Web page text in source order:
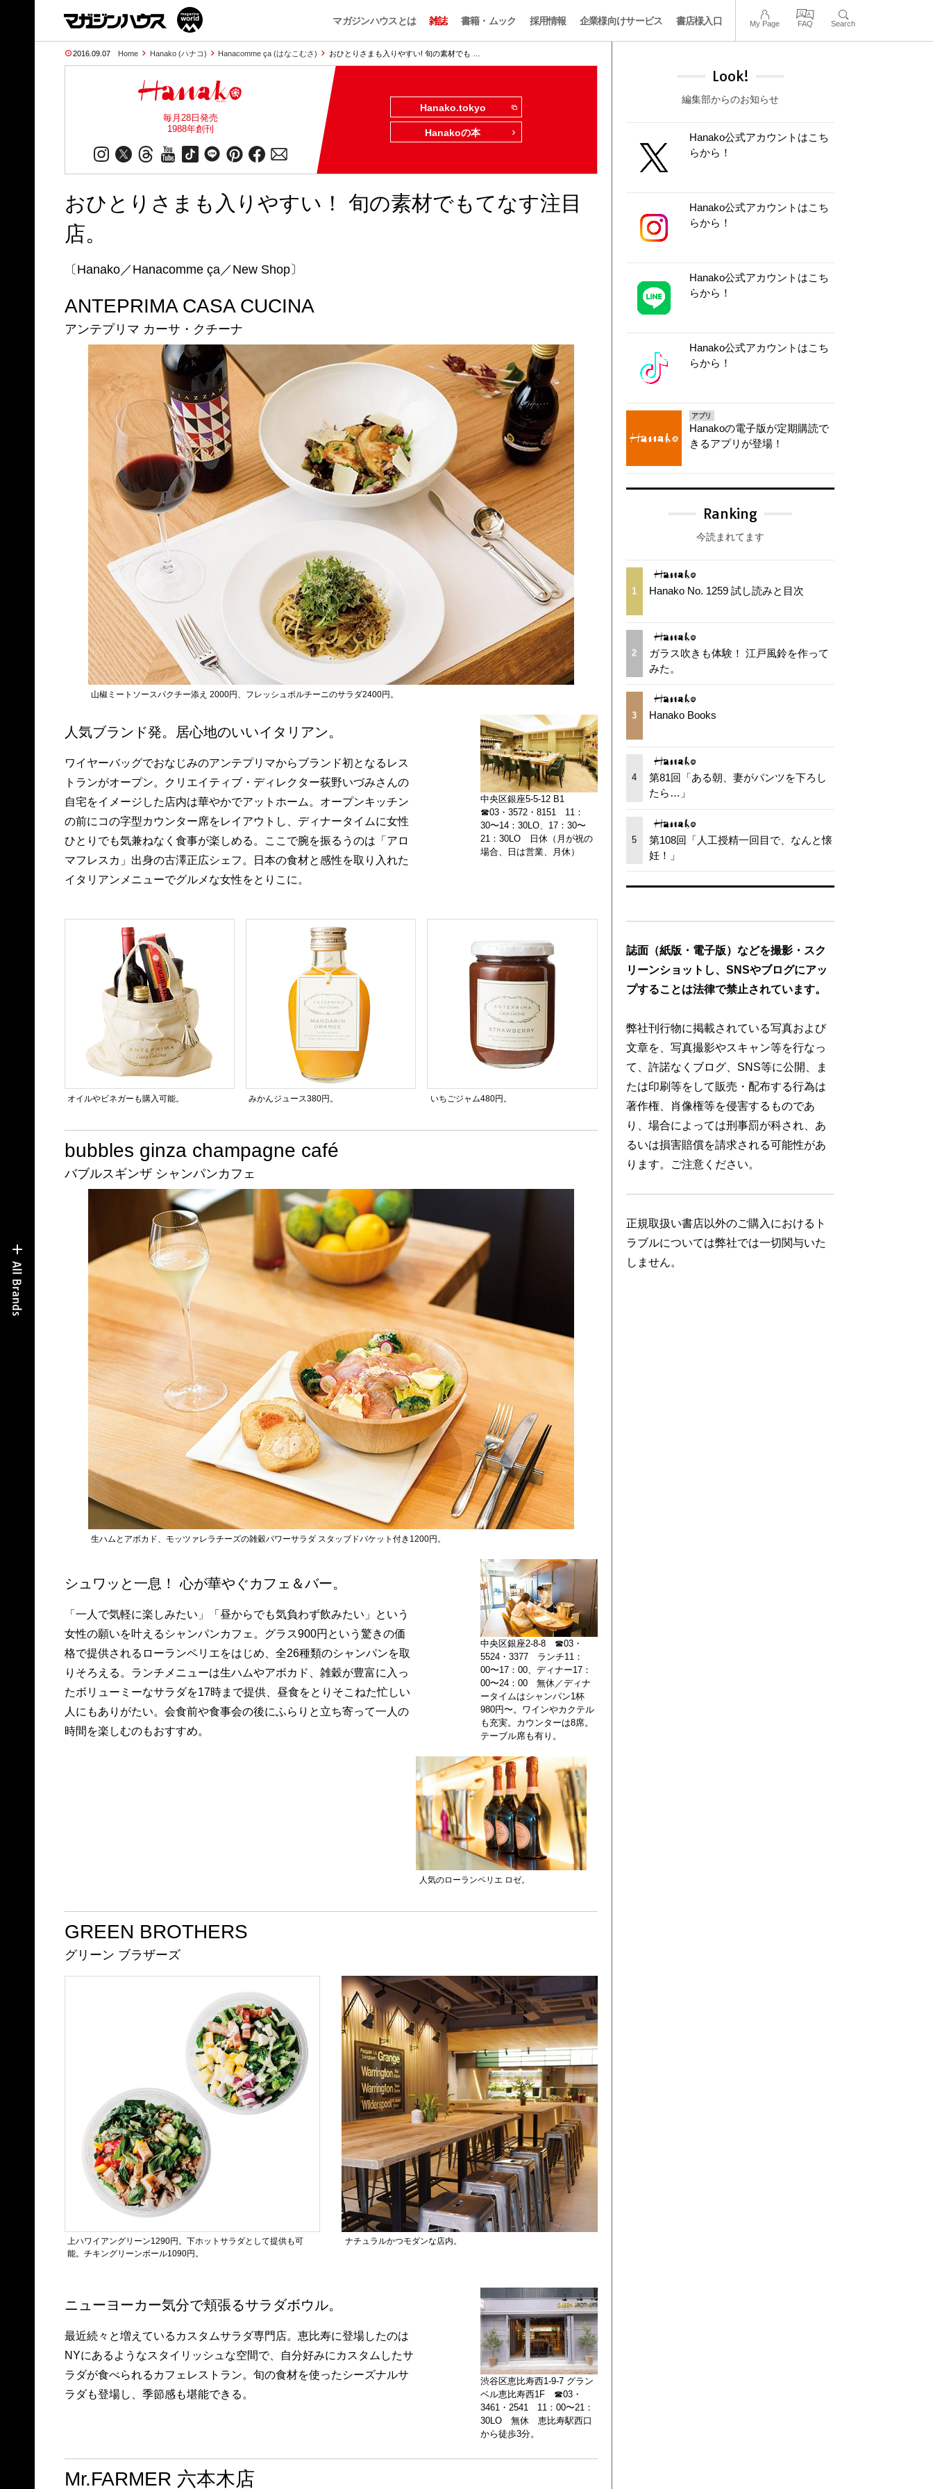
マガジンハウスとは 雑誌 書籍・ムック 採用情報 企業様向けサービス 書店様入口 My Page FAQ Search
2016.09.07 Home Hanako (ハナコ) Hanacomme ça (はなこむさ) おひとりさまも入りやすい! 旬の素材でも …
毎月28日発売
1988年創刊
Hanako.tokyo
Hanakoの本
おひとりさまも入りやすい！ 旬の素材でもてなす注目
店。
〔Hanako／Hanacomme ça／New Shop〕
ANTEPRIMA CASA CUCINA
アンテプリマ カーサ・クチーナ
山椒ミートソースパクチー添え 2000円、フレッシュポルチーニのサラダ2400円。
人気ブランド発。居心地のいいイタリアン。
ワイヤーバッグでおなじみのアンテプリマからブランド初となるレス
トランがオープン。クリエイティブ・ディレクター荻野いづみさんの
自宅をイメージした店内は華やかでアットホーム。オープンキッチン
の前にコの字型カウンター席をレイアウトし、ディナータイムに女性
ひとりでも気兼ねなく食事が楽しめる。ここで腕を振るうのは「アロ
マフレスカ」出身の古澤正広シェフ。日本の食材と感性を取り入れた
イタリアンメニューでグルメな女性をとりこに。
中央区銀座5-5-12 B1
☎03・3572・8151 11：
30〜14：30LO、17：30〜
21：30LO 日休（月が祝の
場合、日は営業、月休）
オイルやビネガーも購入可能。 みかんジュース380円。 いちごジャム480円。
bubbles ginza champagne café
バブルスギンザ シャンパンカフェ
生ハムとアボカド、モッツァレラチーズの雑穀パワーサラダ スタッブドバケット付き1200円。
シュワッと一息！ 心が華やぐカフェ＆バー。
「一人で気軽に楽しみたい」「昼からでも気負わず飲みたい」という
女性の願いを叶えるシャンパンカフェ。グラス900円という驚きの価
格で提供されるローランペリエをはじめ、全26種類のシャンパンを取
りそろえる。ランチメニューは生ハムやアボカド、雑穀が豊富に入っ
たボリューミーなサラダを17時まで提供、昼食をとりそこねた忙しい
人にもありがたい。会食前や食事会の後にふらりと立ち寄って一人の
時間を楽しむのもおすすめ。
中央区銀座2-8-8 ☎03・
5524・3377 ランチ11：
00〜17：00、ディナー17：
00〜24：00 無休／ディナ
ータイムはシャンパン1杯
980円〜。ワインやカクテル
も充実。カウンターは8席。
テーブル席も有り。
人気のローランペリエ ロゼ。
GREEN BROTHERS
グリーン ブラザーズ
上ハワイアングリーン1290円。下ホットサラダとして提供も可
能。チキングリーンボール1090円。
ナチュラルかつモダンな店内。
ニューヨーカー気分で頬張るサラダボウル。
最近続々と増えているカスタムサラダ専門店。恵比寿に登場したのは
NYにあるようなスタイリッシュな空間で、自分好みにカスタムしたサ
ラダが食べられるカフェレストラン。旬の食材を使ったシーズナルサ
ラダも登場し、季節感も堪能できる。
渋谷区恵比寿西1-9-7 グラン
ベル恵比寿西1F ☎03・
3461・2541 11：00〜21：
30LO 無休 恵比寿駅西口
から徒歩3分。
Mr.FARMER 六本木店
Look!
編集部からのお知らせ
Hanako公式アカウントはこち
らから！
Hanako公式アカウントはこち
らから！
Hanako公式アカウントはこち
らから！
Hanako公式アカウントはこち
らから！
アプリ
Hanakoの電子版が定期購読で
きるアプリが登場！
Ranking
今読まれてます
1 Hanako No. 1259 試し読みと目次
2
ガラス吹きも体験！ 江戸風鈴を作って
みた。
3 Hanako Books
4
第81回「ある朝、妻がパンツを下ろし
たら…」
5
第108回「人工授精一回目で、なんと懐
妊！」
誌面（紙版・電子版）などを撮影・スク
リーンショットし、SNSやブログにアッ
プすることは法律で禁止されています。
弊社刊行物に掲載されている写真および
文章を、写真撮影やスキャン等を行なっ
て、許諾なくブログ、SNS等に公開、ま
たは印刷等をして販売・配布する行為は
著作権、肖像権等を侵害するものであ
り、場合によっては刑事罰が科され、あ
るいは損害賠償を請求される可能性があ
ります。ご注意ください。
正規取扱い書店以外のご購入におけるト
ラブルについては弊社では一切関与いた
しません。